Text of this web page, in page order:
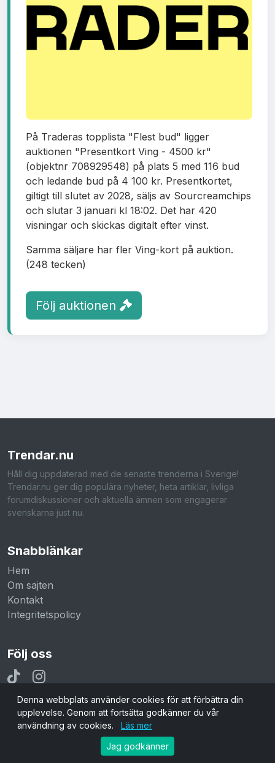
På Traderas topplista "Flest bud" ligger
auktionen "Presentkort Ving - 4500 kr"
(objektnr 708929548) på plats 5 med 116 bud
och ledande bud på 4 100 kr. Presentkortet,
giltigt till slutet av 2028, säljs av Sourcreamchips
och slutar 3 januari kl 18:02. Det har 420
visningar och skickas digitalt efter vinst.
Samma säljare har fler Ving-kort på auktion.
(248 tecken)
Följ auktionen
Trendar.nu
Håll dig uppdaterad med de senaste trenderna i Sverige!
Trendar.nu ger dig populära nyheter, heta artiklar, livliga
forumdiskussioner och aktuella ämnen som engagerar
svenskarna just nu.
Snabblänkar
Hem
Om sajten
Kontakt
Integritetspolicy
Följ oss
© 2026 Trendar.nu. Alla rättigheter reserverade.
Denna webbplats använder cookies för att förbättra din
upplevelse. Genom att fortsätta godkänner du vår
användning av cookies.
Läs mer
Jag godkänner